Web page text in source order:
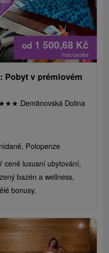
od 1 500,68 Kč
/noc/osoba
Pobyt v prémiovém
★★ Demänovská Dolina
Polopenze
ceně luxusní ubytování,
bazén a wellness,
bonusy.